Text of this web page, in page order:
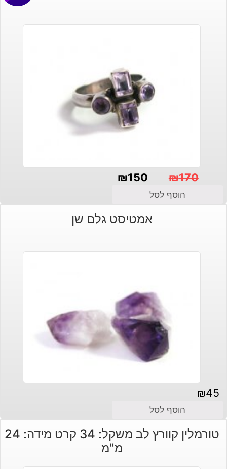
₪170
המקורי
₪150
הנוכחי
הוסף לסל
אמטיסט גלם שן
₪45
הוסף לסל
טורמלין קוורץ לב משקל: 34 קרט מידה: 24
מ"מ